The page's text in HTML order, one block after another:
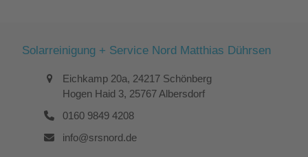
Solarreinigung + Service Nord Matthias Dührsen
Eichkamp 20a, 24217 Schönberg
Hogen Haid 3, 25767 Albersdorf
0160 9849 4208
info@srsnord.de